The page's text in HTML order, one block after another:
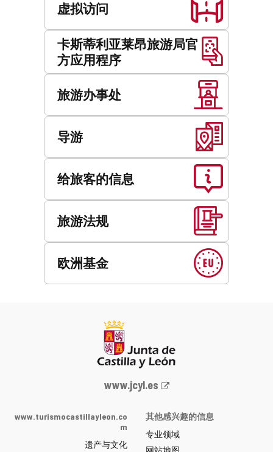
虚拟访问
卡斯蒂利亚莱昂旅游局官
方应用程序
旅游办事处
导游
给旅客的信息
旅游法规
欧洲基金
Junta
y
León
www.jcyl.es
www.turismocastillayleon.co
m
遗产与文化
其他感兴趣的信息
专业领域
网站地图